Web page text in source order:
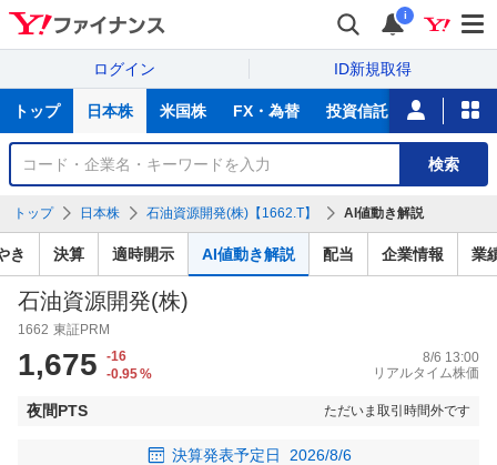
i
ログイン ID新規取得
サ
トップ 日本株 米国株 FX・為替 投資信託 ニュース
銘
検
索
検索
トップ 日本株 石油資源開発(株)【1662.T】 AI値動き解説
き 決算 適時開示 AI値動き解説 配当 企業情報 業
石油資源開発(株)
1662 東証PRM
1,675
-16
-0.95%
8/6 13:00
リアルタイム株価
夜間PTS ただいま取引時間外です
決算発表予定日 2026/8/6